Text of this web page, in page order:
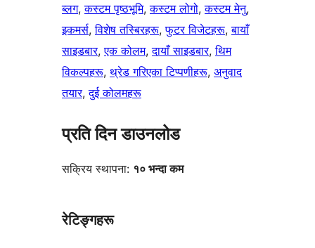
ब्लग, कस्टम पृष्ठभूमि, कस्टम लोगो, कस्टम मेनु
इकमर्स, विशेष तस्बिरहरू, फुटर विजेटहरू, बायाँ
साइडबार, एक कोलम, दायाँ साइडबार, थिम
विकल्पहरू, थ्रेड गरिएका टिप्पणीहरू, अनुवाद
तयार, दुई कोलमहरू
प्रति दिन डाउनलोड
सक्रिय स्थापना: १० भन्दा कम
रेटिङ्गहरू